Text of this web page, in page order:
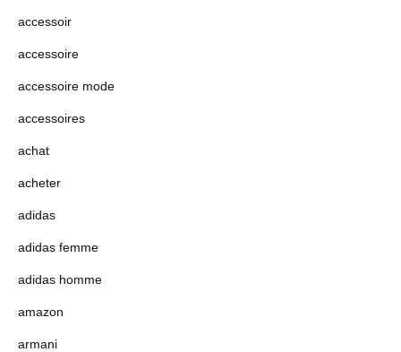
accessoir
accessoire
accessoire mode
accessoires
achat
acheter
adidas
adidas femme
adidas homme
amazon
armani